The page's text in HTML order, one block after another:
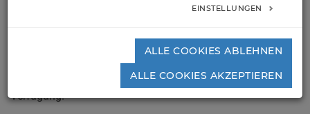
Für Tipps und Hinweise zu ungewöhnlichen oder
unentdeckten Drehorten steht IhnenUlla Matzengerne zur
Verfügung.
EINSTELLUNGEN
ALLE COOKIES ABLEHNEN
ALLE COOKIES AKZEPTIEREN